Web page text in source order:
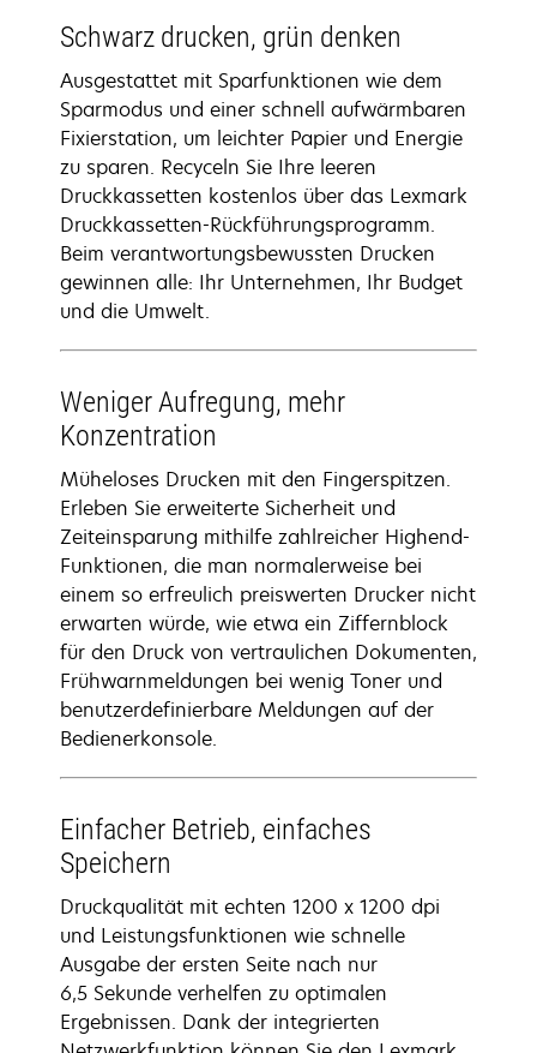
Schwarz drucken, grün denken
Ausgestattet mit Sparfunktionen wie dem
Sparmodus und einer schnell aufwärmbaren
Fixierstation, um leichter Papier und Energie
zu sparen. Recyceln Sie Ihre leeren
Druckkassetten kostenlos über das Lexmark
Druckkassetten-Rückführungsprogramm.
Beim verantwortungsbewussten Drucken
gewinnen alle: Ihr Unternehmen, Ihr Budget
und die Umwelt.
Weniger Aufregung, mehr
Konzentration
Müheloses Drucken mit den Fingerspitzen.
Erleben Sie erweiterte Sicherheit und
Zeiteinsparung mithilfe zahlreicher Highend-
Funktionen, die man normalerweise bei
einem so erfreulich preiswerten Drucker nicht
erwarten würde, wie etwa ein Ziffernblock
für den Druck von vertraulichen Dokumenten,
Frühwarnmeldungen bei wenig Toner und
benutzerdefinierbare Meldungen auf der
Bedienerkonsole.
Einfacher Betrieb, einfaches
Speichern
Druckqualität mit echten 1200 x 1200 dpi
und Leistungsfunktionen wie schnelle
Ausgabe der ersten Seite nach nur
6,5 Sekunde verhelfen zu optimalen
Ergebnissen. Dank der integrierten